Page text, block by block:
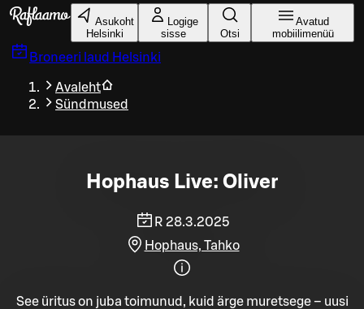
Liigu peamise sisu juurde
Asukoht
Helsinki
Logige
sisse
Otsi
Avatud
mobiilimenüü
Broneeri laud Helsinki
Avaleht
Sündmused
Hophaus Live: Oliver
R 28.3.2025
Hophaus, Tahko
See üritus on juba toimunud, kuid ärge muretsege – uusi